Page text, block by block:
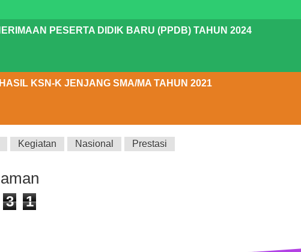
PESERTA DIDIK BARU (PPDB) TAHUN 2024
KSN-K JENJANG SMA/MA TAHUN 2021
Kegiatan Nasional Prestasi
3 1